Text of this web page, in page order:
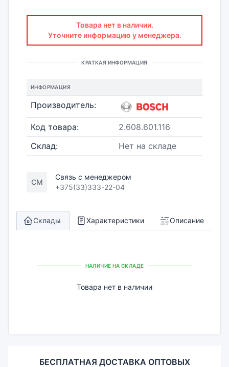
Товара нет в наличии.
Уточните информацию у менеджера.
КРАТКАЯ ИНФОРМАЦИЯ
ИНФОРМАЦИЯ
Производитель:
Код товара:
2.608.601.116
Склад:
Нет на складе
СМ
Связь с менеджером
+375(33)333-22-04
Склады Характеристики Описание
НАЛИЧИЕ НА СКЛАДЕ
Товара нет в наличии
БЕСПЛАТНАЯ ДОСТАВКА ОПТОВЫХ